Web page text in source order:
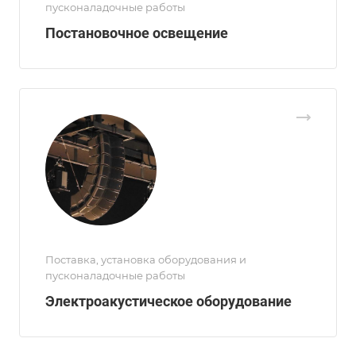
пусконаладочные работы
Постановочное освещение
Поставка, установка оборудования и
пусконаладочные работы
Электроакустическое оборудование